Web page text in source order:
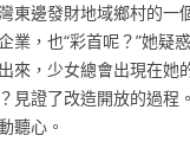
東邊發財地域鄉村的
業，也“彩首呢？”她疑
來，少女總會出現在她
見證了改造開放的過程
聽心。